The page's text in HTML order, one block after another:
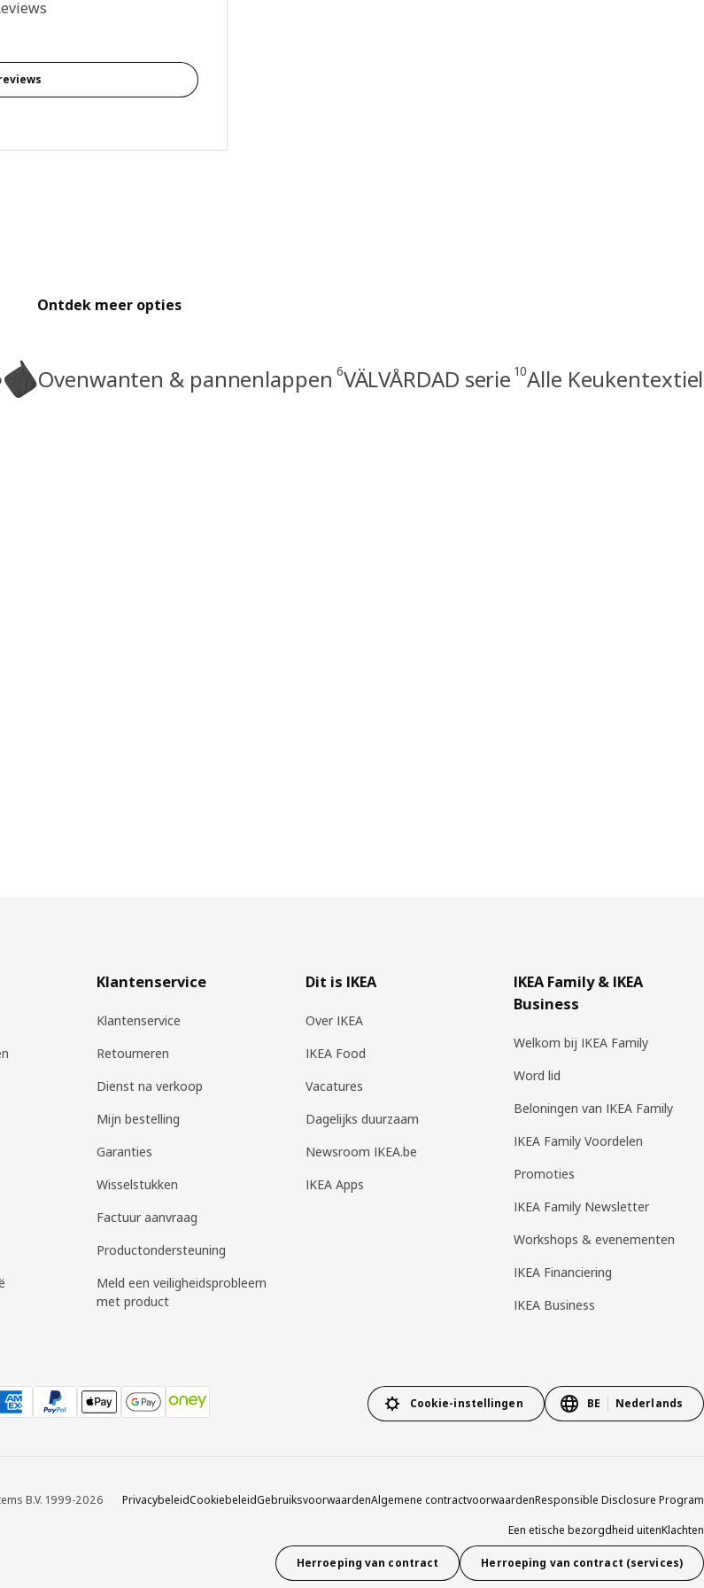
Totaal beoordelingen: 60
Ontdek meer opties
Ovenwanten & pannenlappen 6VÄLVÅRDAD serie 10Alle Keukentextiel
Klantenservice
Klantenservice
Retourneren
Dienst na verkoop
Mijn bestelling
Garanties
Wisselstukken
Factuur aanvraag
Productondersteuning
Meld een veiligheidsprobleem
met product
Dit is IKEA
Over IKEA
IKEA Food
Vacatures
Dagelijks duurzaam
Newsroom IKEA.be
IKEA Apps
IKEA Family & IKEA
Business
Welkom bij IKEA Family
Word lid
Beloningen van IKEA Family
IKEA Family Voordelen
Promoties
IKEA Family Newsletter
Workshops & evenementen
IKEA Financiering
IKEA Business
Cookie-instellingen BE Nederlands
B.V. 1999-2026 PrivacybeleidCookiebeleidGebruiksvoorwaardenAlgemene contractvoorwaardenResponsible Disclosure Program
Een etische bezorgdheid uitenKlachten
Herroeping van contract Herroeping van contract (services)